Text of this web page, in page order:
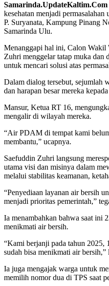
Samarinda.UpdateKaltim.Com
kesehatan menjadi
P. Suryanata, Kampung Pinang
Samarinda Ulu.
Menanggapi hal ini, Calon Wakil
Zuhri menggelar tatap muka dan
untuk mencari solusi atas
Dalam dialog tersebut, sejumlah
dan harapan besar mereka
Mansur, Ketua RT 16,
mengalir di wilayah mereka.
“Air PDAM di tempat kami
membantu,” ucapnya.
Saefuddin Zuhri langsung
utama visi dan misinya dalam
melalui stabilitas keamanan,
“Penyediaan layanan air bersih
menjadi prioritas pemerintah,”
Ia menambahkan bahwa saat ini
menikmati air bersih.
“Kami berjanji pada tahun 2025,
sudah bisa menikmati air bersih,”
Ia juga mengajak warga untuk
memilih nomor dua di TPS saat